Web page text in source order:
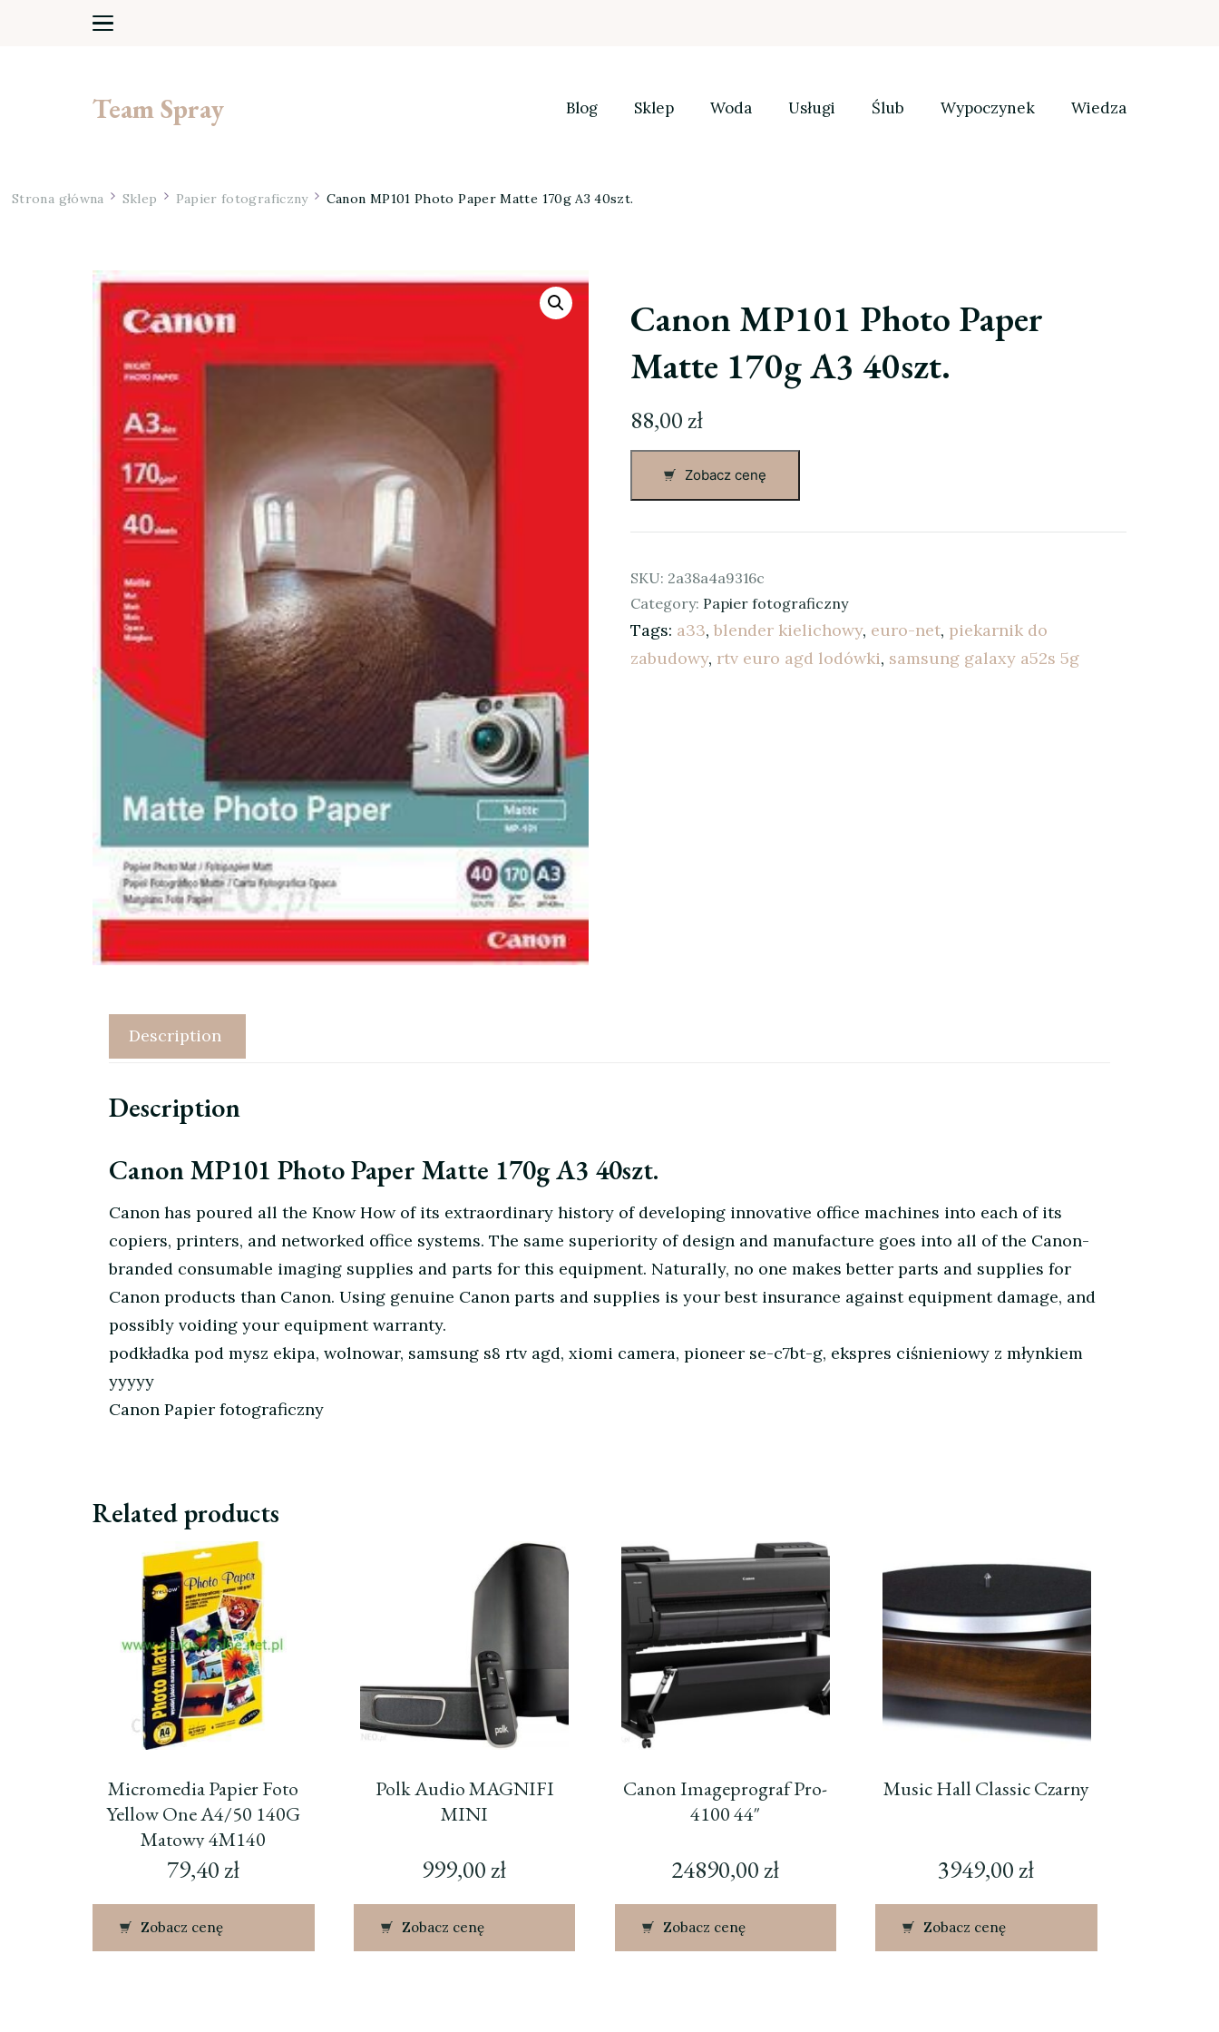
Team Spray Blog Sklep Woda Usługi Ślub Wypoczynek Wiedza
Strona główna Sklep Papier fotograficzny Canon MP101 Photo Paper Matte 170g A3 40szt.
Canon MP101 Photo Paper
Matte 170g A3 40szt.
88,00zł
Zobacz cenę
SKU: 2a38a4a9316c
Category: Papier fotograficzny
Tags: a33, blender kielichowy, euro-net, piekarnik do
zabudowy, rtv euro agd lodówki, samsung galaxy a52s 5g
Description
Description
Canon MP101 Photo Paper Matte 170g A3 40szt.
Canon has poured all the Know How of its extraordinary history of developing innovative office machines into each of its
copiers, printers, and networked office systems. The same superiority of design and manufacture goes into all of the Canon-
branded consumable imaging supplies and parts for this equipment. Naturally, no one makes better parts and supplies for
Canon products than Canon. Using genuine Canon parts and supplies is your best insurance against equipment damage, and
possibly voiding your equipment warranty.
podkładka pod mysz ekipa, wolnowar, samsung s8 rtv agd, xiomi camera, pioneer se-c7bt-g, ekspres ciśnieniowy z młynkiem
yyyyy
Canon Papier fotograficzny
Related products
Micromedia Papier Foto
Yellow One A4/50 140G
Matowy 4M140
79,40zł
Zobacz cenę
Polk Audio MAGNIFI
MINI
999,00zł
Zobacz cenę
Canon Imageprograf Pro-
4100 44″
24890,00zł
Zobacz cenę
Music Hall Classic Czarny
3949,00zł
Zobacz cenę